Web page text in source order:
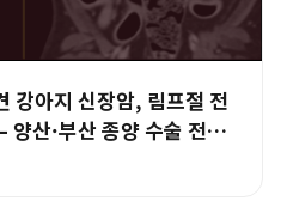
강아지 신장암, 림프절 전
양산·부산 종양 수술 전문